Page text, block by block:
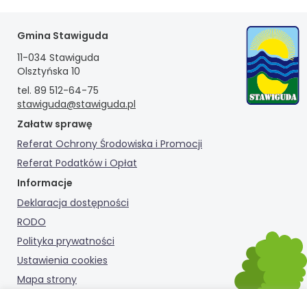
Gmina Stawiguda
11-034 Stawiguda
Olsztyńska 10
tel. 89 512-64-75
stawiguda@stawiguda.pl
Załatw sprawę
Referat Ochrony Środowiska i Promocji
Referat Podatków i Opłat
Informacje
Deklaracja dostępności
RODO
Polityka prywatności
Ustawienia cookies
Mapa strony